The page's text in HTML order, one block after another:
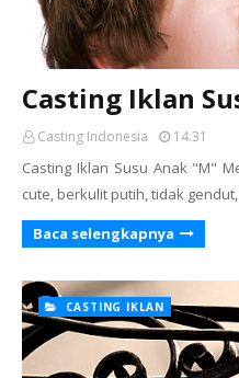
Casting Iklan
Casting Indonesia 14.31
Casting Iklan Susu Anak "M"
cute, berkulit putih, tidak
Baca selengkapnya
CASTING IKLAN